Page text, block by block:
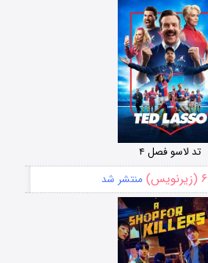
تد لاسو فصل ۴
۶ (زیرنویس) منتشر شد